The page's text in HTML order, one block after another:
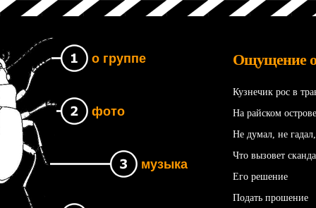
о группе
фото
музыка
Ощущение
Кузнечик рос в
На райском
Не думал, не гадал,
Что вызовет
Его решение
Подать прошение